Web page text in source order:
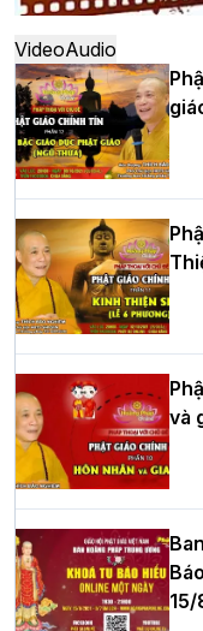
thứ XIV tại chùa
Học yêu thương
tư của Khóa sinh
hè tại chùa Bằng
HT.Thích Thọ Lạc
Trưởng BTS
Hòa thượng Thích
cử Trưởng BTS
Phòng nhiệm kỳ
Thượng tọa Thích
VideoAudio
và